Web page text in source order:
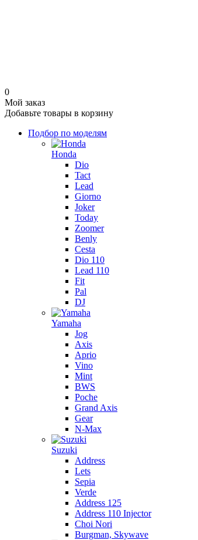
0
Мой заказ
Добавьте товары в корзину
Подбор по моделям
Honda
Dio
Tact
Lead
Giorno
Joker
Today
Zoomer
Benly
Cesta
Dio 110
Lead 110
Fit
Pal
DJ
Yamaha
Jog
Axis
Aprio
Vino
Mint
BWS
Poche
Grand Axis
Gear
N-Max
Suzuki
Address
Lets
Sepia
Verde
Address 125
Address 110 Injector
Choi Nori
Burgman, Skywave